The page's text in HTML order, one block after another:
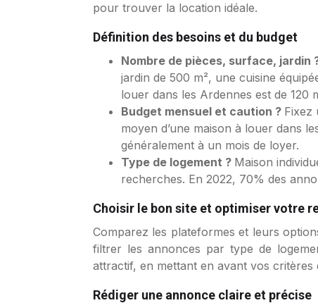
pour trouver la location idéale.
Définition des besoins et du budget
Nombre de pièces, surface, jardin
jardin de 500 m², une cuisine
louer dans les Ardennes est de 120
Budget mensuel et caution ? Fixez
moyen d’une maison à louer dans
généralement à un mois de loyer.
Type de logement ? Maison
recherches. En 2022, 70% des
Choisir le bon site et optimiser votre
Comparez les plateformes et leurs
filtrer les annonces par type de
attractif, en mettant en avant vos
Rédiger une annonce claire et précise